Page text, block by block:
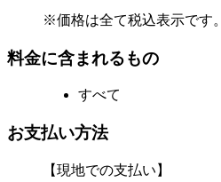
※価格は全て税込表示です。
料金に含まれるもの
すべて
お支払い方法
【現地での支払い】